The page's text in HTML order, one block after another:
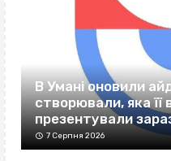
В Умані оновили
створювали, яка її
презентували
7 Серпня 2026